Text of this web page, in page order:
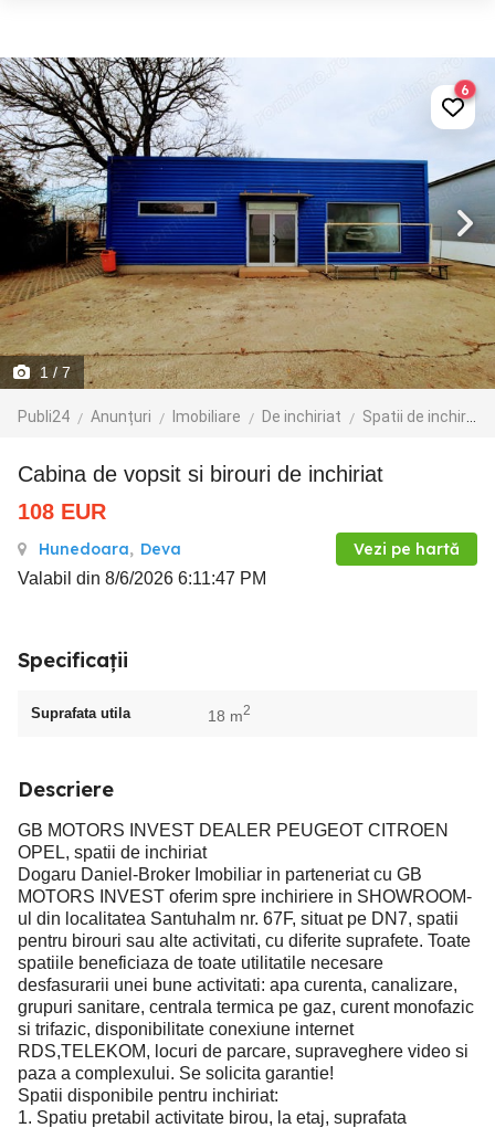
1/ 7
Publi24 Anunțuri Imobiliare De inchiriat Spatii de inchiriat
6
Cabina de vopsit si birouri de inchiriat
108 EUR
Hunedoara, Deva Vezi pe hartă
Valabil din 8/6/2026 6:11:47 PM
Specificații
Suprafata utila 18 m2
Descriere
GB MOTORS INVEST DEALER PEUGEOT CITROEN
OPEL, spatii de inchiriat
Dogaru Daniel-Broker Imobiliar in parteneriat cu GB
MOTORS INVEST oferim spre inchiriere in SHOWROOM-
ul din localitatea Santuhalm nr. 67F, situat pe DN7, spatii
pentru birouri sau alte activitati, cu diferite suprafete. Toate
spatiile beneficiaza de toate utilitatile necesare
desfasurarii unei bune activitati: apa curenta, canalizare,
grupuri sanitare, centrala termica pe gaz, curent monofazic
si trifazic, disponibilitate conexiune internet
RDS,TELEKOM, locuri de parcare, supraveghere video si
paza a complexului. Se solicita garantie!
Spatii disponibile pentru inchiriat:
1. Spatiu pretabil activitate birou, la etaj, suprafata